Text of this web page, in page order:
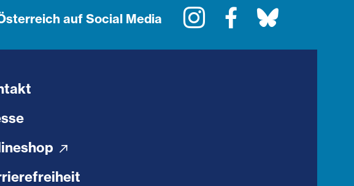
auf Social Media InstagramFacebook